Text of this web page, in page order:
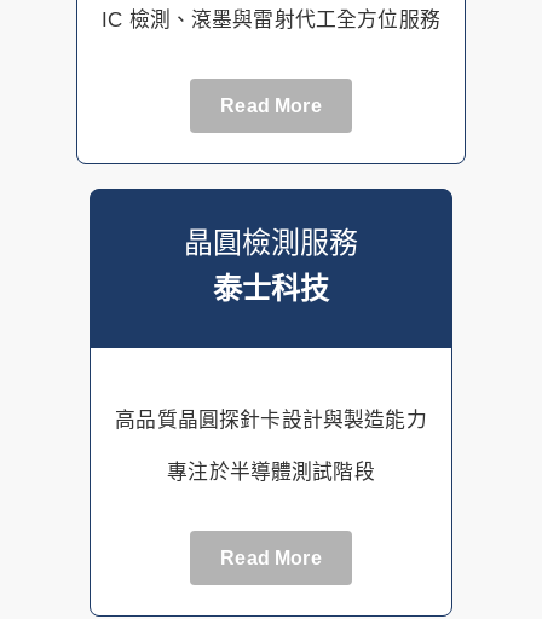
IC 檢測、滾墨與雷射代工全方位服務
Read More
晶圓檢測服務
泰士科技
高品質晶圓探針卡設計與製造能力
專注於半導體測試階段
Read More